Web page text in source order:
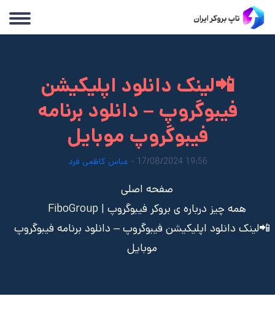
📲لینک دانلود اپلیکیشن
فیبوگروپ – دانلود برنامه
فیبوگروپ موبایل
19:56 17/08/2024 - عباس کاظمی فرد
صفحه اصلی
همه چیز درباره ی بروکر فیبوگروپ | FiboGroup
📲لینک دانلود اپلیکیشن فیبوگروپ – دانلود برنامه فیبوگروپ
موبایل